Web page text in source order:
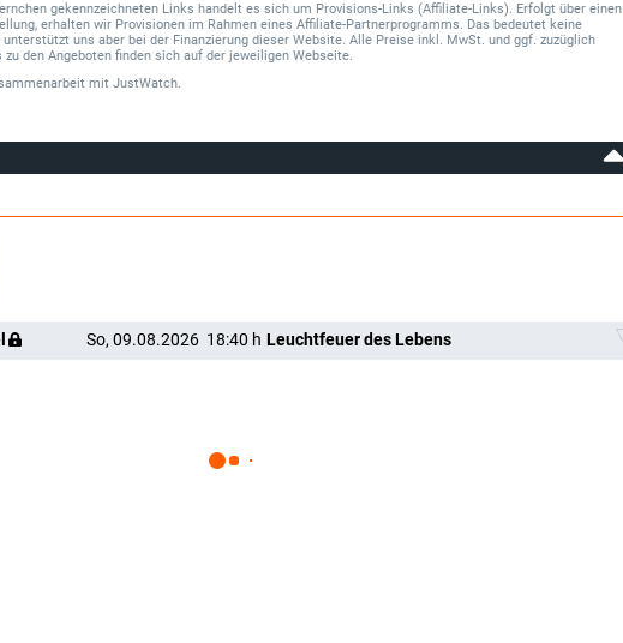
gekennzeichneten Links handelt es sich um Provisions-Links (Affiliate-Links). Erfolgt über einen
erhalten wir Provisionen im Rahmen eines Affiliate-Partnerprogramms. Das bedeutet keine
uns aber bei der Finanzierung dieser Website. Alle Preise inkl. MwSt. und ggf. zuzüglich
den Angeboten finden sich auf der jeweiligen Webseite.
mit JustWatch.
So, 09.08.2026 18:40 h Leuchtfeuer des Lebens